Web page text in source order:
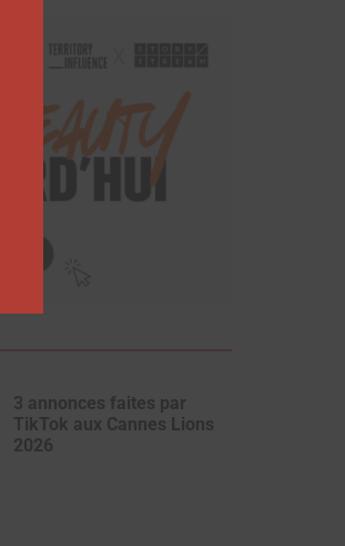
3 annonces faites par
TikTok aux Cannes Lions
2026